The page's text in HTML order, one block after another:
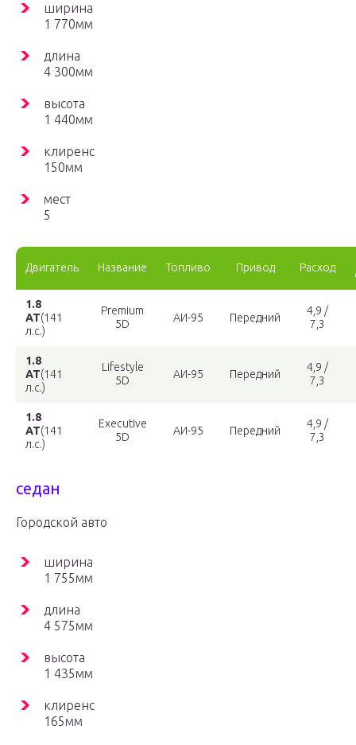
ширина
1 770мм
длина
4 300мм
высота
1 440мм
клиренс
150мм
мест
5
Двигатель Название Топливо Привод Расход
1.8
AT(141
л.с.)
Premium
5D
АИ-95 Передний
4,9 /
7,3
1.8
AT(141
л.с.)
Lifestyle
5D
АИ-95 Передний
4,9 /
7,3
1.8
AT(141
л.с.)
Executive
5D
АИ-95 Передний
4,9 /
7,3
седан
Городской авто
ширина
1 755мм
длина
4 575мм
высота
1 435мм
клиренс
165мм